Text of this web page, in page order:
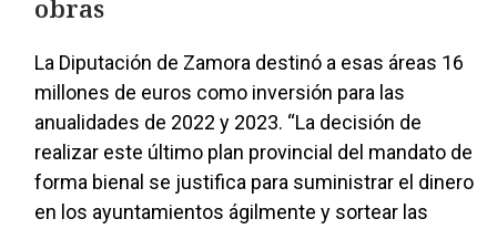
obras
La Diputación de Zamora destinó a esas áreas 16
millones de euros como inversión para las
anualidades de 2022 y 2023. “La decisión de
realizar este último plan provincial del mandato de
forma bienal se justifica para suministrar el dinero
en los ayuntamientos ágilmente y sortear las